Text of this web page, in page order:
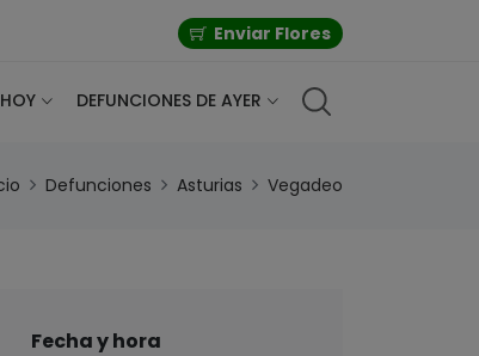
Enviar Flores
DEFUNCIONES DE AYER
Defunciones Asturias Vegadeo
Fecha y hora